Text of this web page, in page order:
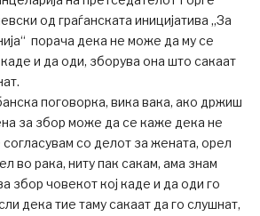
од граѓанската иницијатива „За
порача дека не може да му се
и да оди, зборува она што сакаат
поговорка, вика вака, ако држиш
за збор може да се каже дека не
со делот за жената, орел
во рака, ниту пак сакам, ама знам
збор човекот кој каде и да оди го
дека тие таму сакаат да го слушнат,